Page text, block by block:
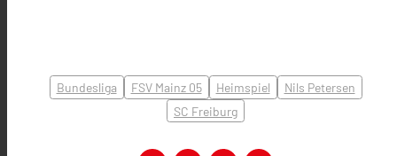
Bundesliga FSV Mainz 05 Heimspiel
Nils Petersen
SC Freiburg